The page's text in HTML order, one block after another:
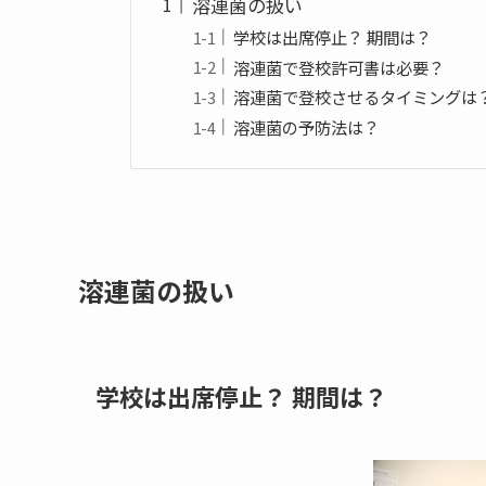
学校は出席停止？ 期間は？
溶連菌で登校許可書は必要？
溶連菌で登校させるタイミングは
溶連菌の予防法は？
溶連菌の扱い
学校は出席停止？ 期間は？